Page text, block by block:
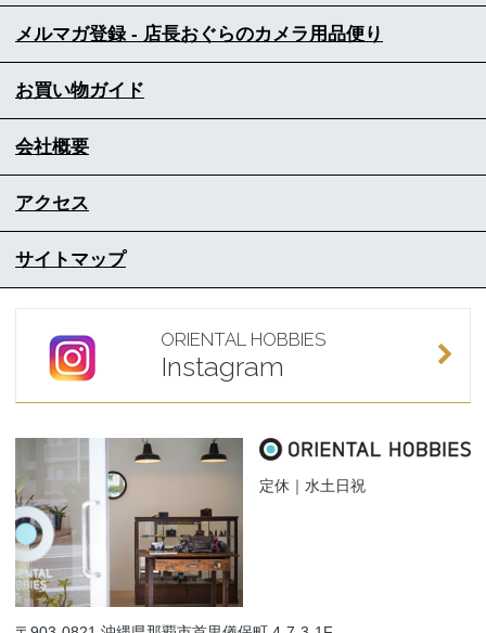
メルマガ登録 - 店長おぐらのカメラ用品便り
お買い物ガイド
会社概要
アクセス
サイトマップ
ORIENTAL HOBBIES
Instagram
定休｜水土日祝